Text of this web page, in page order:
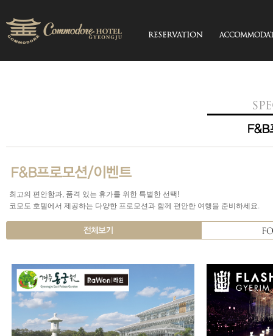
최고의 편안함과, 품격 있는 휴가를 위한 특별한 선택!
코모도 호텔에서 제공하는 다양한 프로모션과 함께 편안한 여행을 준비하세요.